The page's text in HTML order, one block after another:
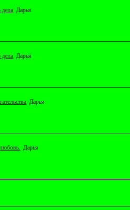
дела Дарья
дела Дарья
Дарья
Дарья